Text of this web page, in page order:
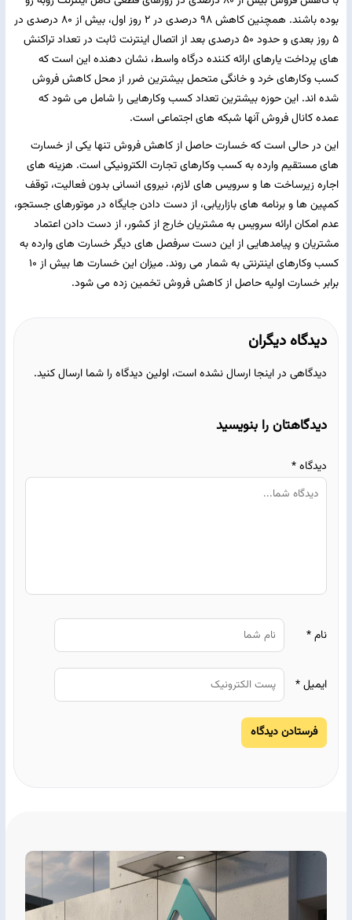
بوده باشند. همچنین کاهش ۹۸ درصدی در ۲ روز اول، بیش از ۸۰ درصدی در
۵ روز بعدی و حدود ۵۰ درصدی بعد از اتصال اینترنت ثابت در تعداد تراکنش
های پرداخت یارهای ارائه کننده درگاه واسط، نشان دهنده این است که
کسب وکارهای خرد و خانگی متحمل بیشترین ضرر از محل کاهش فروش
شده اند. این حوزه بیشترین تعداد کسب وکارهایی را شامل می شود که
عمده کانال فروش آنها شبکه های اجتماعی است.
این در حالی است که خسارت حاصل از کاهش فروش تنها یکی از خسارت
های مستقیم وارده به کسب وکارهای تجارت الکترونیکی است. هزینه های
اجاره زیرساخت ها و سرویس های لازم، نیروی انسانی بدون فعالیت، توقف
کمپین ها و برنامه های بازاریابی، از دست دادن جایگاه در موتورهای جستجو،
عدم امکان ارائه سرویس به مشتریان خارج از کشور، از دست دادن اعتماد
مشتریان و پیامدهایی از این دست سرفصل های دیگر خسارت های وارده به
کسب وکارهای اینترنتی به شمار می روند. میزان این خسارت ها بیش از ۱۰
برابر خسارت اولیه حاصل از کاهش فروش تخمین زده می شود.
دیدگاه دیگران
دیدگاهی در اینجا ارسال نشده است، اولین دیدگاه را شما ارسال کنید.
دیدگاهتان را بنویسید
دیدگاه*
نام*
ایمیل*